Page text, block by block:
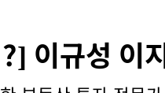
이규성 이